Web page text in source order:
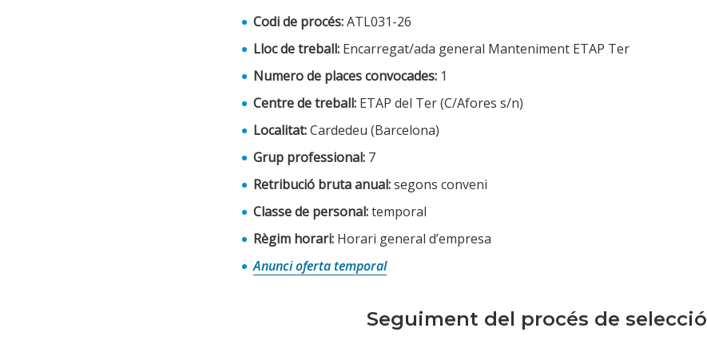
Codi de procés:ATL031-26
Lloc de treball:Encarregat/ada general Manteniment ETAP Ter
Numero de places convocades:1
Centre de treball:ETAP del Ter (C/Afores s/n)
Localitat:Cardedeu (Barcelona)
Grup professional:7
Retribució bruta anual:segons conveni
Classe de personal:temporal
Règim horari:Horari general d’empresa
Anunci oferta temporal
Seguiment del procés de selecció